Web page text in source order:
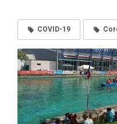
COVID-19